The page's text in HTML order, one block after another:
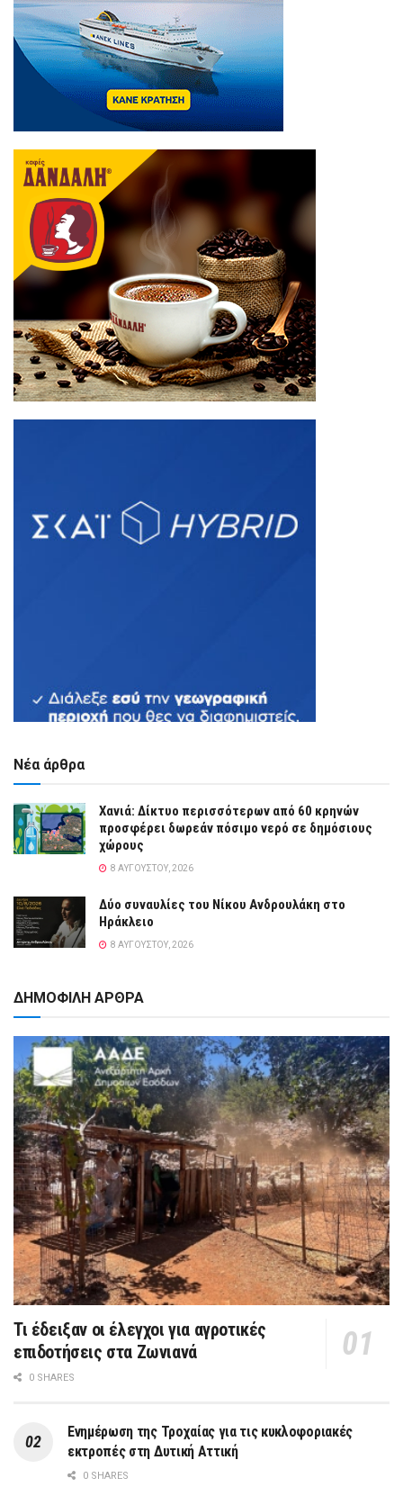
Νέα άρθρα
Χανιά: Δίκτυο περισσότερων από 60 κρηνών
προσφέρει δωρεάν πόσιμο νερό σε δημόσιους
χώρους
8 ΑΥΓΟΎΣΤΟΥ, 2026
Δύο συναυλίες του Νίκου Ανδρουλάκη στο
Ηράκλειο
8 ΑΥΓΟΎΣΤΟΥ, 2026
ΔΗΜΟΦΙΛΗ ΑΡΘΡΑ
Τι έδειξαν οι έλεγχοι για αγροτικές
επιδοτήσεις στα Ζωνιανά
0 SHARES
Ενημέρωση της Τροχαίας για τις κυκλοφοριακές
εκτροπές στη Δυτική Αττική
0 SHARES